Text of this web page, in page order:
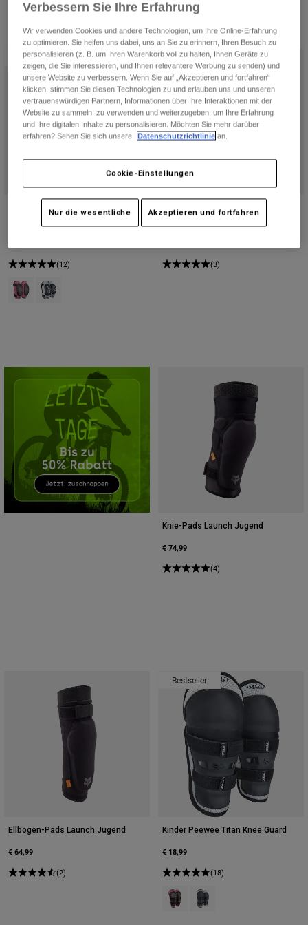
MTB entdecken
Product Help
MTB Ratgeber
Helm-Pflegeanleitung
Moto entdecken
Product Help
Motorradausrüstung Ratgeber
Helm-Pflegeanleitung
Stiefel-Pflegeanleitung
T-shirts
Hoodies und Pullover
Alle anzeigen
Zubehör
Taschen & Rucksäcke
Socken
Stickers
Sonstiges Zubehör
Alle anzeigen
Jacken
Socken
Alle anzeigen
Freizeitkleidung
Tops
Hosen
Alle anzeigen
Taschen & Rucksäcke
Hüte & Mützen
Alle anzeigen
Bestseller
Kinder Peewee Titan Elbow Guard -
(12)
Product swatch type of Schwarz/Rosa.
Product swatch type of Schwarz/Silber.
Bestseller
Airframe Brustschutz für
(3)
Knie-Pads Launch Jugend
€ 74,99
(4)
Ellbogen-Pads Launch Jugend
€ 64,99
(2)
Bestseller
Kinder Peewee Titan Knee Guard
€ 18,99
(18)
Product swatch type of Schwarz/
Product swatch type of
Verbessern Sie Ihre Erfahrung
Wir verwenden Cookies und andere Technologien, um Ihre Online-Erfahrung
zu optimieren. Sie helfen uns dabei, uns an Sie zu erinnern, Ihren Besuch zu
personalisieren (z. B. um Ihren Warenkorb voll zu halten, Ihnen Geräte zu
zeigen, die Sie interessieren, und Ihnen relevantere Werbung zu senden) und
unsere Website zu verbessern. Wenn Sie auf „Akzeptieren und fortfahren“
klicken, stimmen Sie diesen Technologien zu und erlauben uns und unseren
vertrauenswürdigen Partnern, Informationen über Ihre Interaktionen mit der
Website zu sammeln, zu verwenden und weiterzugeben, um Ihre Erfahrung
und Ihre digitalen Inhalte zu personalisieren. Möchten Sie mehr darüber
erfahren? Sehen Sie sich unsere
Datenschutzrichtlinie an.
Cookie-Einstellungen
Nur die wesentliche Akzeptieren und fortfahren